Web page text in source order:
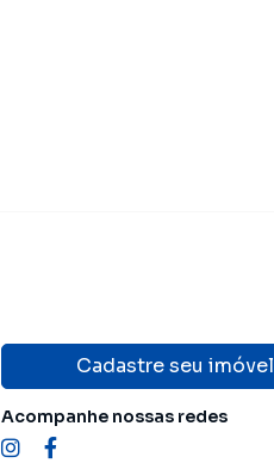
Cadastre seu imóvel
Acompanhe nossas redes